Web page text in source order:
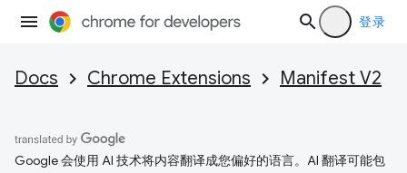
登录
Docs Chrome Extensions Manifest V2
Google 会使用 AI 技术将内容翻译成您偏好的语言。AI 翻译可能包